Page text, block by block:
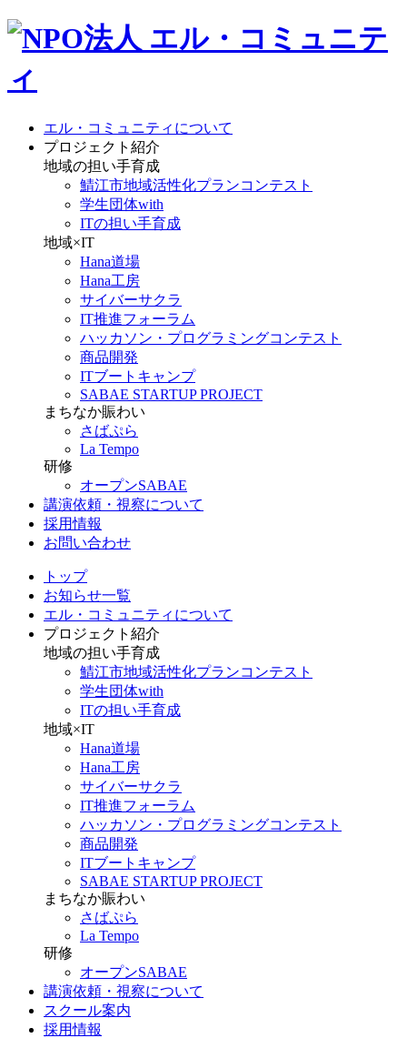
エル・コミュニティについて
プロジェクト紹介
地域の担い手育成
鯖江市地域活性化プランコンテスト
学生団体with
ITの担い手育成
地域×IT
Hana道場
Hana工房
サイバーサクラ
IT推進フォーラム
ハッカソン・プログラミングコンテスト
商品開発
ITブートキャンプ
SABAE STARTUP PROJECT
まちなか賑わい
さばぷら
La Tempo
研修
オープンSABAE
講演依頼・視察について
採用情報
お問い合わせ
トップ
お知らせ一覧
エル・コミュニティについて
プロジェクト紹介
地域の担い手育成
鯖江市地域活性化プランコンテスト
学生団体with
ITの担い手育成
地域×IT
Hana道場
Hana工房
サイバーサクラ
IT推進フォーラム
ハッカソン・プログラミングコンテスト
商品開発
ITブートキャンプ
SABAE STARTUP PROJECT
まちなか賑わい
さばぷら
La Tempo
研修
オープンSABAE
講演依頼・視察について
スクール案内
採用情報